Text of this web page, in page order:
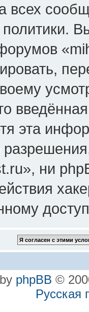
всех
эта
ни
phpBB ©
Русская